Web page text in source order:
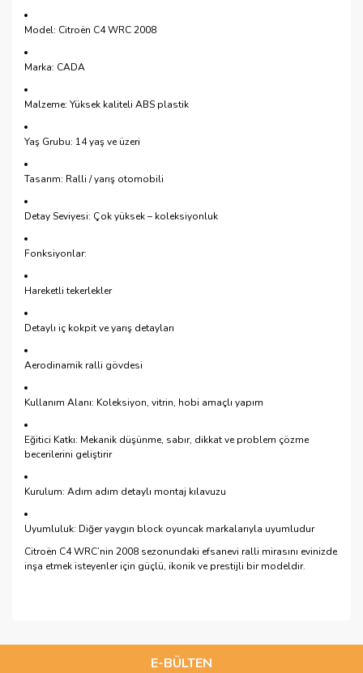
Model: Citroën C4 WRC 2008
Marka: CADA
Malzeme: Yüksek kaliteli ABS plastik
Yaş Grubu: 14 yaş ve üzeri
Tasarım: Ralli / yarış otomobili
Detay Seviyesi: Çok yüksek – koleksiyonluk
Fonksiyonlar:
Hareketli tekerlekler
Detaylı iç kokpit ve yarış detayları
Aerodinamik ralli gövdesi
Kullanım Alanı: Koleksiyon, vitrin, hobi amaçlı yapım
Eğitici Katkı: Mekanik düşünme, sabır, dikkat ve problem çözme
becerilerini geliştirir
Kurulum: Adım adım detaylı montaj kılavuzu
Uyumluluk: Diğer yaygın block oyuncak markalarıyla uyumludur
Citroën C4 WRC’nin 2008 sezonundaki efsanevi ralli mirasını evinizde
inşa etmek isteyenler için güçlü, ikonik ve prestijli bir modeldir.
kullanarak tarafımıza iletebilirsiniz.
Görüş ve önerileriniz için teşekkür ederiz.
E-BÜLTEN